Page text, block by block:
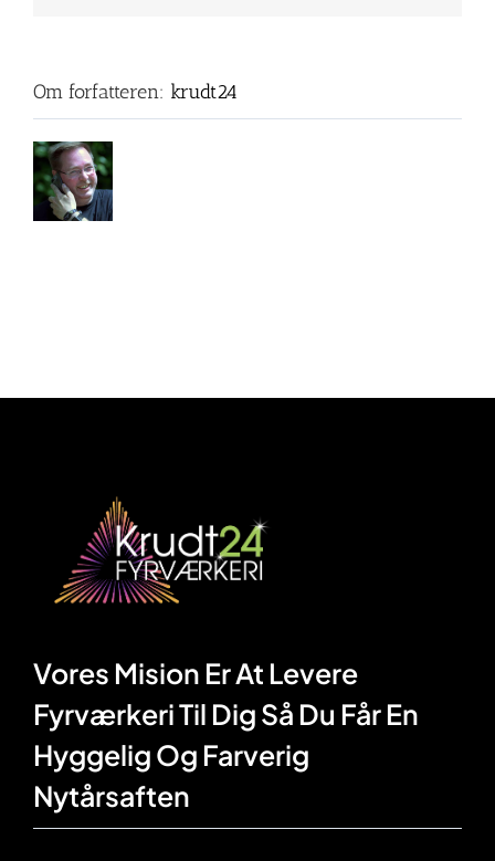
Om forfatteren: krudt24
Vores Mision Er At Levere
Fyrværkeri Til Dig Så Du Får En
Hyggelig Og Farverig
Nytårsaften